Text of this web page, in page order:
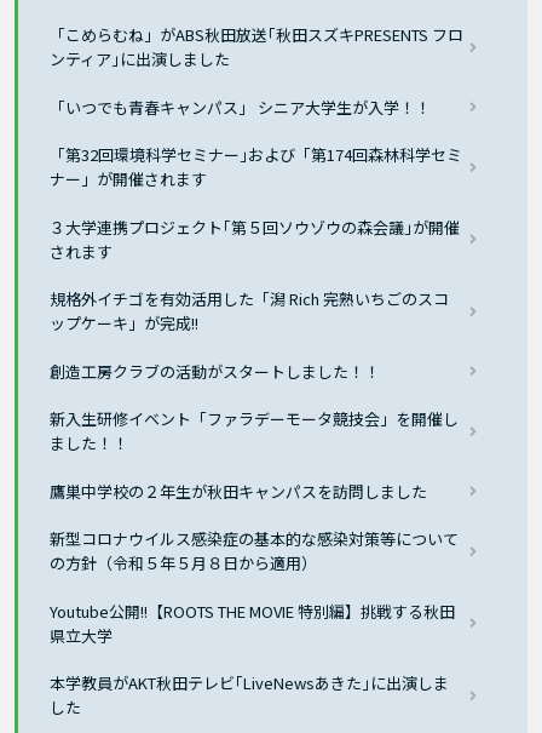
「こめらむね」がABS秋田放送｢秋田スズキPRESENTS フロ
ンティア｣に出演しました
「いつでも青春キャンパス」 シニア大学生が入学！！
「第32回環境科学セミナー｣および「第174回森林科学セミ
ナー」が開催されます
３大学連携プロジェクト｢第５回ソウゾウの森会議｣が開催
されます
規格外イチゴを有効活用した「潟 Rich 完熟いちごのスコ
ップケーキ」が完成!!
創造工房クラブの活動がスタートしました！！
新入生研修イベント「ファラデーモータ競技会」を開催し
ました！！
鷹巣中学校の２年生が秋田キャンパスを訪問しました
新型コロナウイルス感染症の基本的な感染対策等について
の方針（令和５年５月８日から適用）
Youtube公開!!【ROOTS THE MOVIE 特別編】挑戦する秋田
県立大学
本学教員がAKT秋田テレビ｢LiveNewsあきた｣に出演しま
した